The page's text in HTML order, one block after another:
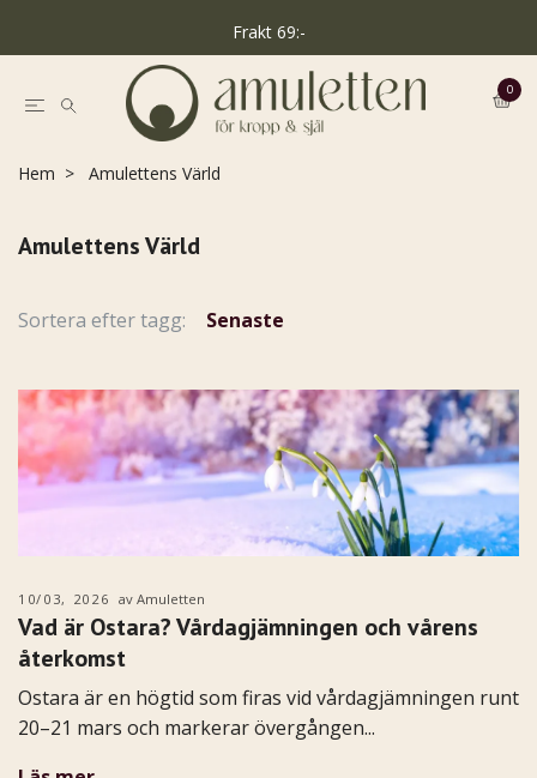
Frakt 69:-
0
Hem Amulettens Värld
Amulettens Värld
Sortera efter tagg: Senaste
10/03, 2026 av Amuletten
Vad är Ostara? Vårdagjämningen och vårens
återkomst
Ostara är en högtid som firas vid vårdagjämningen runt
20–21 mars och markerar övergången...